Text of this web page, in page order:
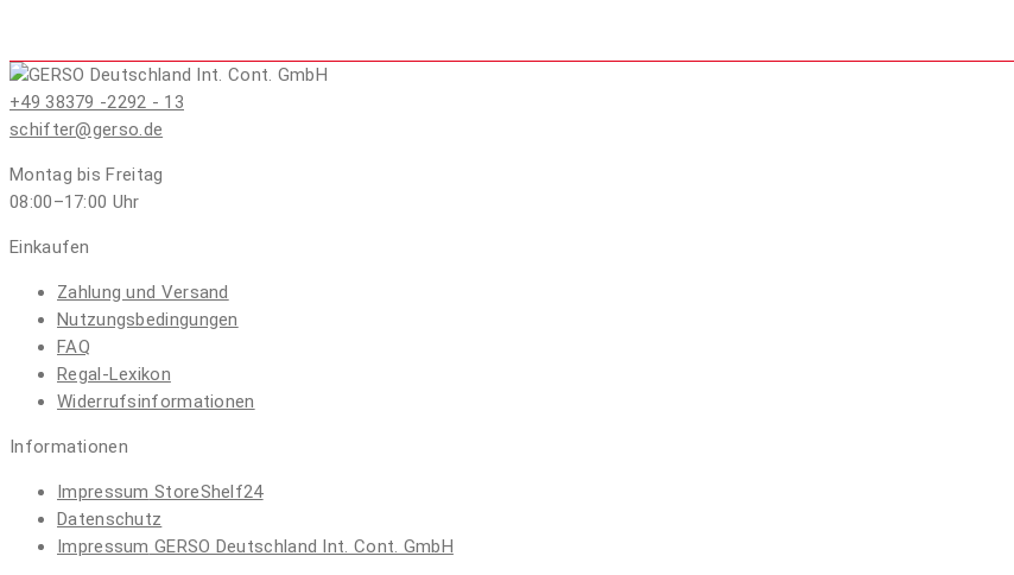
+49 38379 -2292 - 13
schifter@gerso.de
Montag bis Freitag
08:00–17:00 Uhr
Einkaufen
Zahlung und Versand
Nutzungsbedingungen
FAQ
Regal-Lexikon
Widerrufsinformationen
Informationen
Impressum StoreShelf24
Datenschutz
Impressum GERSO Deutschland Int. Cont. GmbH